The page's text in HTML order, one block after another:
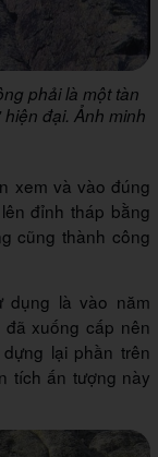
phải là một tàn
đại. Ảnh minh
xem và vào đúng
đỉnh tháp bằng
cũng thành công
dụng là vào năm
đã xuống cấp nên
lại phần trên
tích ấn tượng này